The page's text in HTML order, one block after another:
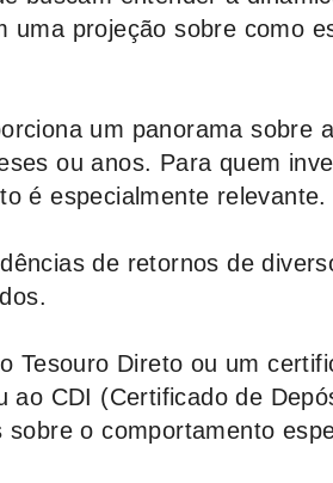
uma projeção sobre como
um panorama sobre
ou anos. Para quem
é especialmente relevante.
de retornos de
Tesouro Direto ou um
ao CDI (Certificado de
o comportamento